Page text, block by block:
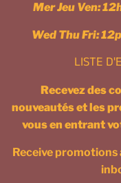
Mer Jeu Ven:
Wed Thu Fri:
LISTE
Recevez des
nouveautés et les
vous en entrant
Receive